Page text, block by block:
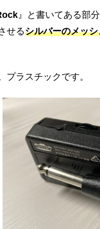
』と書いてある部
せるシルバーのメッシ
プラスチックです。